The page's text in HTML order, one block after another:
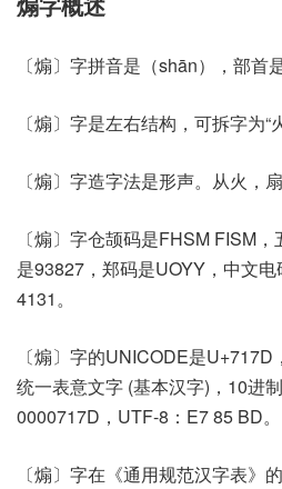
〔煽〕字拼音是（shān），部首
〔煽〕字是左右结构，可拆字为“
〔煽〕字造字法是形声。从火，
〔煽〕字仓颉码是FHSM FISM
是93827，郑码是UOYY，中文
4131。
〔煽〕字的UNICODE是
统一表意文字 (基本汉字)，10进
0000717D，UTF-8：E7 85 BD。
〔煽〕字在《通用规范汉字表》